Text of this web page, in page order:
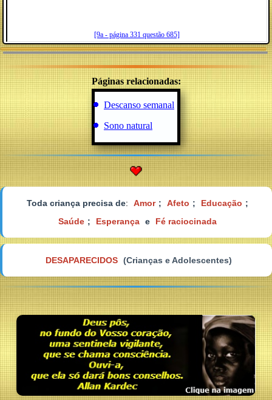
[9a - página 331 questão 685]
Páginas relacionadas:
Descanso semanal
Sono natural
Toda criança precisa de: Amor ; Afeto ; Educação ;
Saúde ; Esperança e Fé raciocinada
DESAPARECIDOS (Crianças e Adolescentes)